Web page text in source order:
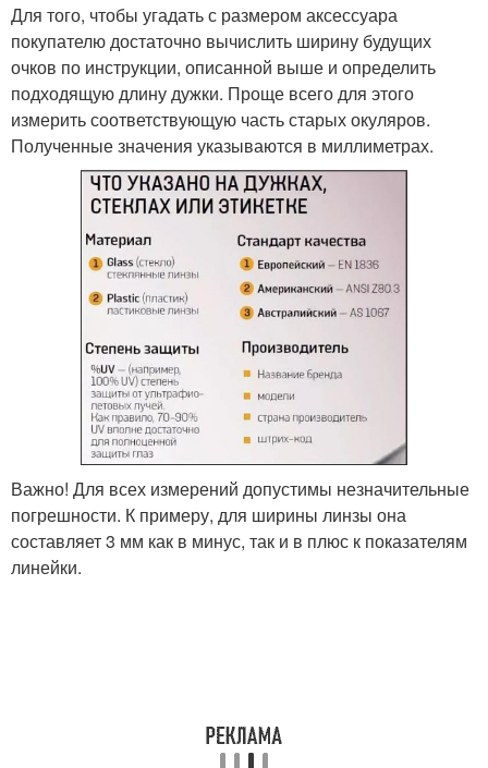
Для того, чтобы угадать с размером аксессуара
покупателю достаточно вычислить ширину будущих
очков по инструкции, описанной выше и определить
подходящую длину дужки. Проще всего для этого
измерить соответствующую часть старых окуляров.
Полученные значения указываются в миллиметрах.
Важно! Для всех измерений допустимы незначительные
погрешности. К примеру, для ширины линзы она
составляет 3 мм как в минус, так и в плюс к показателям
линейки.